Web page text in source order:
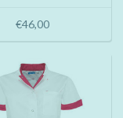
€46,00